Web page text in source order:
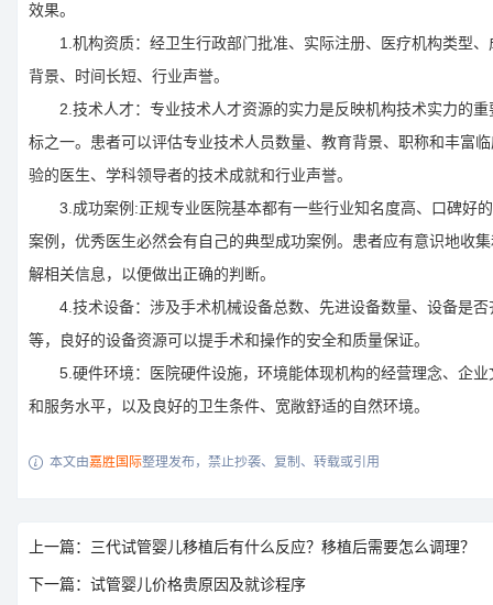
效果。
1.机构资质：经卫生行政部门批准、实际注册、医疗机构类型、
背景、时间长短、行业声誉。
2.技术人才：专业技术人才资源的实力是反映机构技术实力的重
标之一。患者可以评估专业技术人员数量、教育背景、职称和丰富
验的医生、学科领导者的技术成就和行业声誉。
3.成功案例:正规专业医院基本都有一些行业知名度高、口碑好
案例，优秀医生必然会有自己的典型成功案例。患者应有意识地收
解相关信息，以便做出正确的判断。
4.技术设备：涉及手术机械设备总数、先进设备数量、设备是否
等，良好的设备资源可以提手术和操作的安全和质量保证。
5.硬件环境：医院硬件设施，环境能体现机构的经营理念、企业
和服务水平，以及良好的卫生条件、宽敞舒适的自然环境。
 本文由嘉胜国际整理发布，禁止抄袭、复制、转载或引用
上一篇：三代试管婴儿移植后有什么反应？移植后需要怎么调理？
下一篇：试管婴儿价格贵原因及就诊程序